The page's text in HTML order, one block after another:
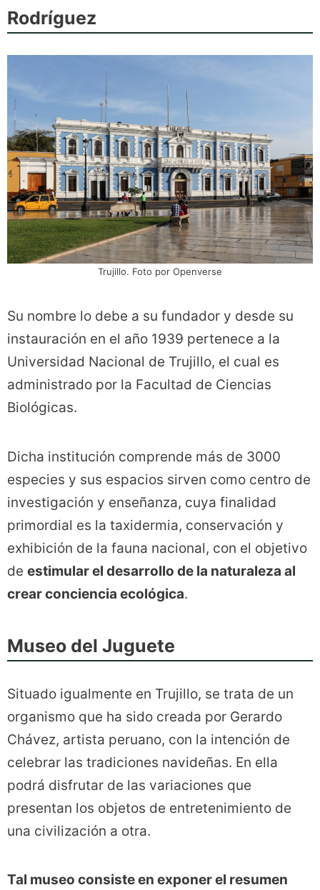
Rodríguez
Trujillo. Foto por Openverse
Su nombre lo debe a su fundador y desde su
instauración en el año 1939 pertenece a la
Universidad Nacional de Trujillo, el cual es
administrado por la Facultad de Ciencias
Biológicas.
Dicha institución comprende más de 3000
especies y sus espacios sirven como centro de
investigación y enseñanza, cuya finalidad
primordial es la taxidermia, conservación y
exhibición de la fauna nacional, con el objetivo
de estimular el desarrollo de la naturaleza al
crear conciencia ecológica.
Museo del Juguete
Situado igualmente en Trujillo, se trata de un
organismo que ha sido creada por Gerardo
Chávez, artista peruano, con la intención de
celebrar las tradiciones navideñas. En ella
podrá disfrutar de las variaciones que
presentan los objetos de entretenimiento de
una civilización a otra.
Tal museo consiste en exponer el resumen